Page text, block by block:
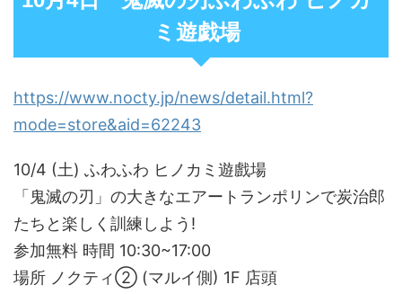
ミ遊戯場
https://www.nocty.jp/news/detail.html?
mode=store&aid=62243
10/4 (土) ふわふわ ヒノカミ遊戲場
「鬼滅の刃」の大きなエアートランポリンで炭治郎
たちと楽しく訓練しよう!
参加無料 時間 10:30~17:00
場所 ノクティ② (マルイ側) 1F 店頭